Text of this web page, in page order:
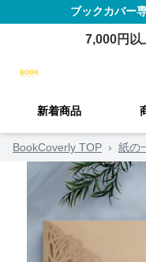
ブックカバー
7,000円
新着商品
BookCoverly TOP › 紙の